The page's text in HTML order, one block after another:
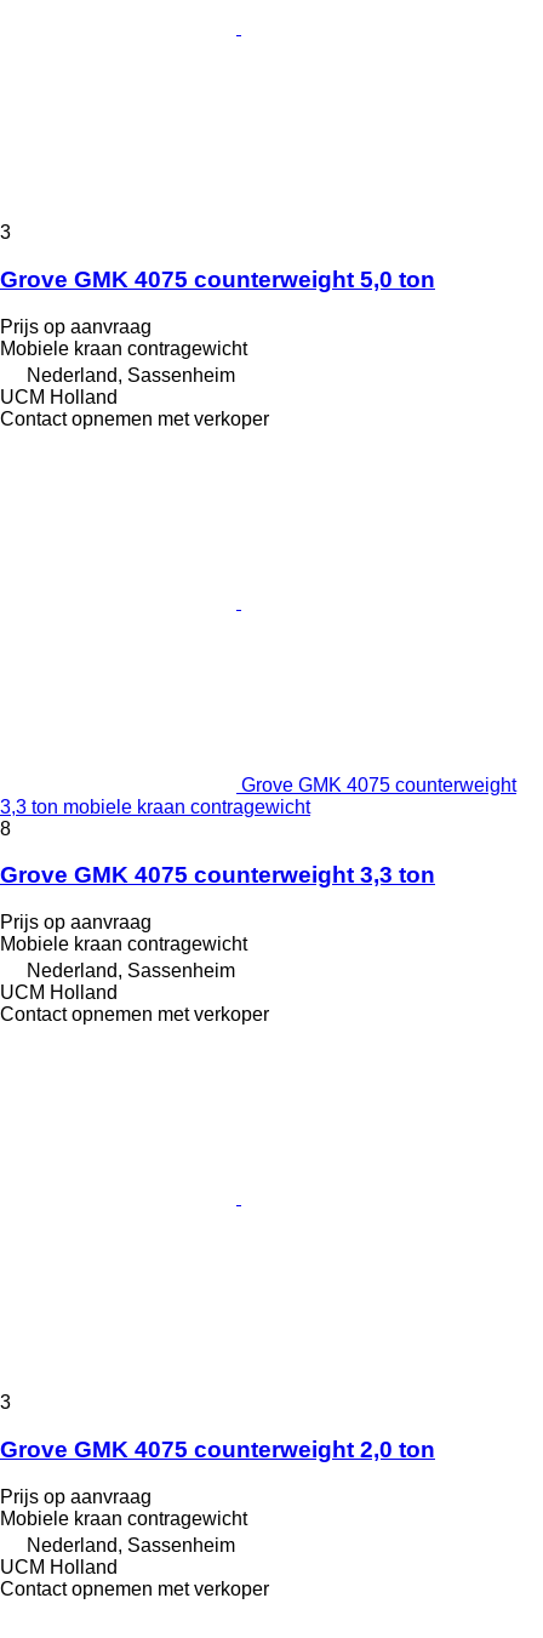
3
Grove GMK 4075 counterweight 5,0 ton
Prijs op aanvraag
Mobiele kraan contragewicht
Nederland, Sassenheim
UCM Holland
Contact opnemen met verkoper
Grove GMK 4075 counterweight
3,3 ton mobiele kraan contragewicht
8
Grove GMK 4075 counterweight 3,3 ton
Prijs op aanvraag
Mobiele kraan contragewicht
Nederland, Sassenheim
UCM Holland
Contact opnemen met verkoper
3
Grove GMK 4075 counterweight 2,0 ton
Prijs op aanvraag
Mobiele kraan contragewicht
Nederland, Sassenheim
UCM Holland
Contact opnemen met verkoper